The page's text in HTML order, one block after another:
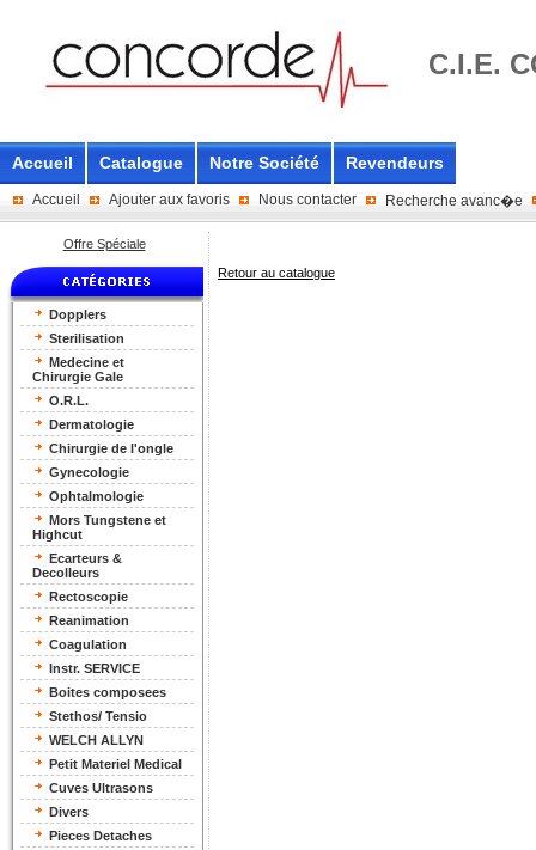
C.I.E.
Accueil Catalogue Notre Société Revendeurs
Accueil Ajouter aux favoris Nous contacter Recherche avanc�e
Offre Spéciale
Dopplers
Sterilisation
Medecine et
Chirurgie Gale
O.R.L.
Dermatologie
Chirurgie de l'ongle
Gynecologie
Ophtalmologie
Mors Tungstene et
Highcut
Ecarteurs &
Decolleurs
Rectoscopie
Reanimation
Coagulation
Instr. SERVICE
Boites composees
Stethos/ Tensio
WELCH ALLYN
Petit Materiel Medical
Cuves Ultrasons
Divers
Pieces Detaches
Retour au catalogue